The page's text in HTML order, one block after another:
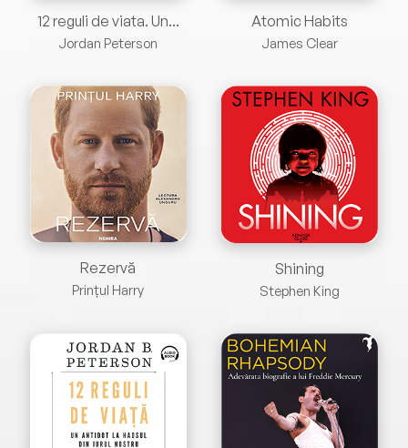
12 reguli de viata. Un...
Jordan Peterson
Atomic Habits
James Clear
Rezervă
Prințul Harry
Shining
Stephen King